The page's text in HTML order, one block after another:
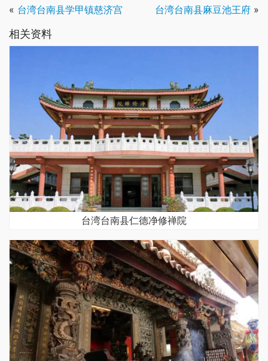
« 台湾台南县学甲镇慈济宫 台湾台南县麻豆池王府 »
相关资料
台湾台南县仁德净修禅院